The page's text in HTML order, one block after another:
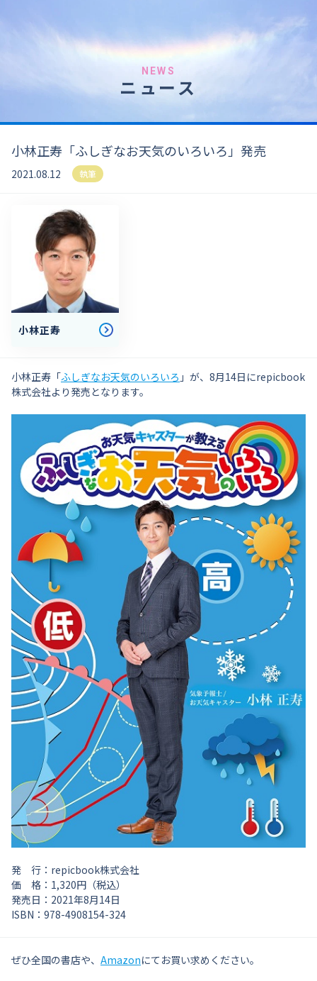
NEWS
ニュース
小林正寿「ふしぎなお天気のいろいろ」発売
2021.08.12 執筆
小林正寿
小林正寿「ふしぎなお天気のいろいろ 」が、8月14日にrepicbook
株式会社より発売となります。
発 行：repicbook株式会社
価 格：1,320円（税込）
発売日：2021年8月14日
ISBN：978-4908154-324
ぜひ全国の書店や、 Amazonにてお買い求めください。